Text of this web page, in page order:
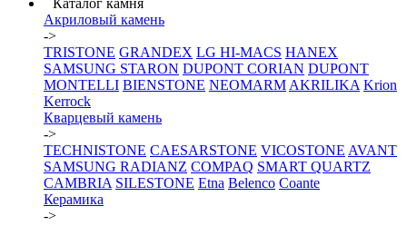
Каталог камня
Акриловый камень
->
TRISTONE GRANDEX LG HI-MACS HANEX
SAMSUNG STARON DUPONT CORIAN DUPONT
MONTELLI BIENSTONE NEOMARM AKRILIKA Krion
Kerrock
Кварцевый камень
->
TECHNISTONE CAESARSTONE VICOSTONE AVANT
SAMSUNG RADIANZ COMPAQ SMART QUARTZ
CAMBRIA SILESTONE Etna Belenco Coante
Керамика
->